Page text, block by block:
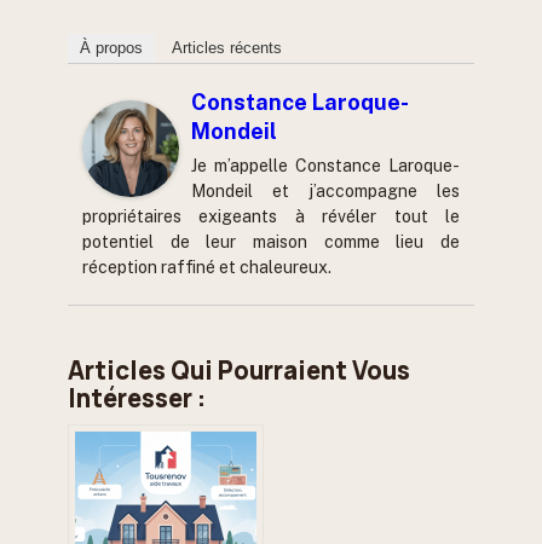
À propos Articles récents
Constance Laroque-
Mondeil
Je m’appelle Constance Laroque-
Mondeil et j’accompagne les
propriétaires exigeants à révéler tout le
potentiel de leur maison comme lieu de
réception raffiné et chaleureux.
Articles Qui Pourraient Vous
Intéresser :